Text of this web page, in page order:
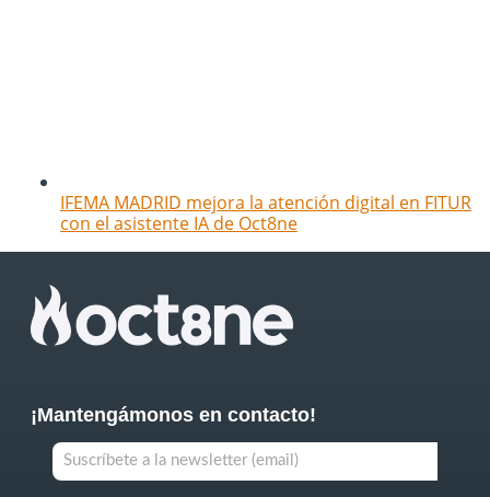
IFEMA MADRID mejora la atención digital en FITUR
con el asistente IA de Oct8ne
¡Mantengámonos en contacto!